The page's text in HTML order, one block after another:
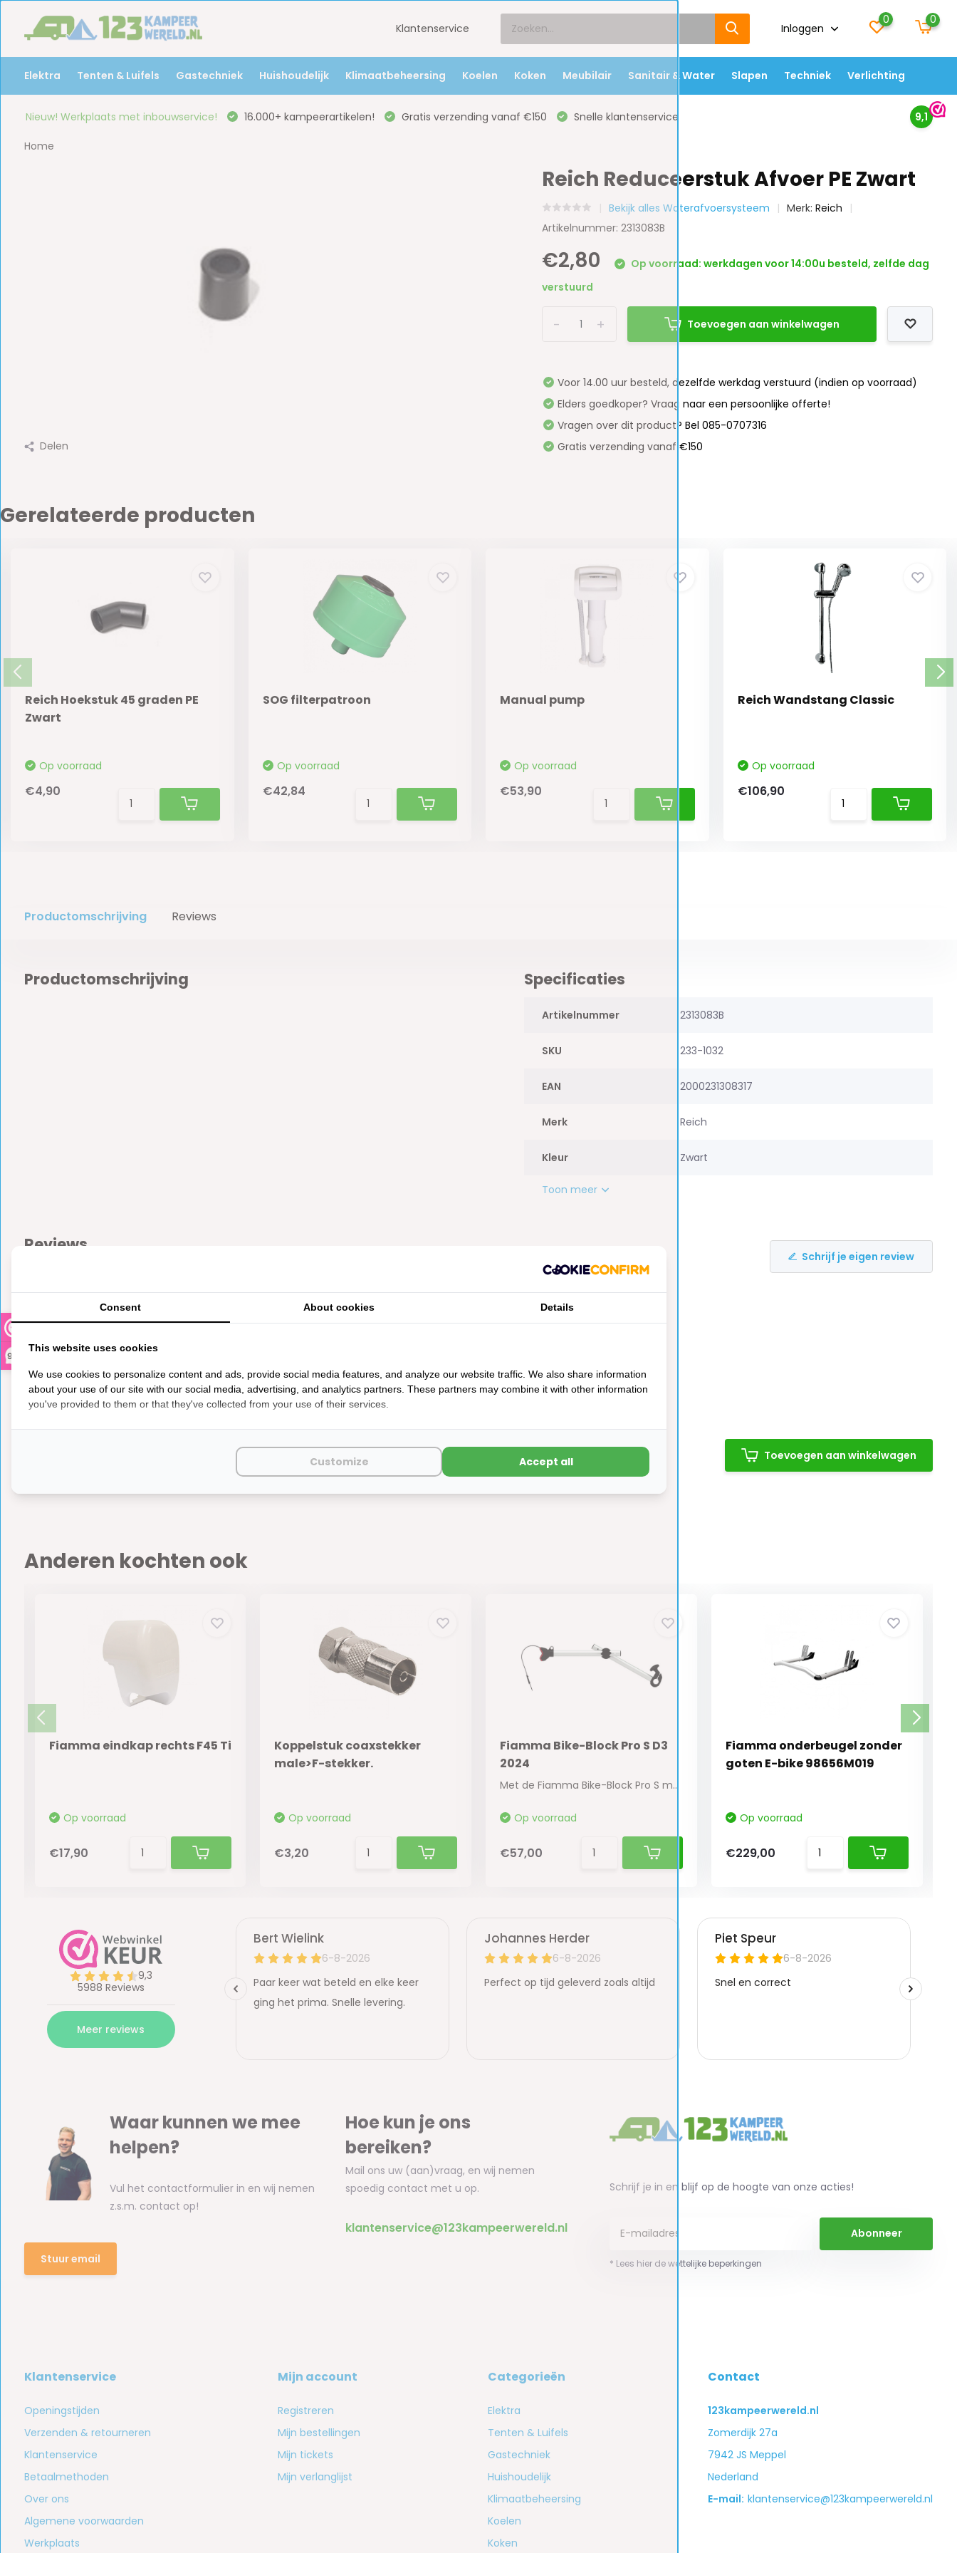
9,3
Klantenservice Inloggen
0 0
Elektra Tenten & Luifels Gastechniek Huishoudelijk Klimaatbeheersing Koelen Koken Meubilair Sanitair & Water Slapen Techniek Verlichting
Nieuw! Werkplaats met inbouwservice! 16.000+ kampeerartikelen! Gratis verzending vanaf €150 Snelle klantenservice 9,1
Home
Delen
Reich Reduceerstuk Afvoer PE Zwart
Bekijk alles Waterafvoersysteem Merk:Reich
Artikelnummer: 2313083B
€2,80
Op voorraad: werkdagen voor 14:00u besteld, zelfde dag
verstuurd
+
- Toevoegen aan winkelwagen
Voor 14.00 uur besteld, dezelfde werkdag verstuurd (indien op voorraad)
Elders goedkoper? Vraag naar een persoonlijke offerte!
Vragen over dit product? Bel 085-0707316
Gratis verzending vanaf €150
Gerelateerde producten
Reich Hoekstuk 45 graden PE
Zwart
Op voorraad
€4,90
SOG filterpatroon
Op voorraad
€42,84
Manual pump
Op voorraad
€53,90
Reich Wandstang Classic
Op voorraad
€106,90
Productomschrijving Reviews
Productomschrijving Specificaties
Artikelnummer 2313083B
SKU 233-1032
EAN 2000231308317
Merk Reich
Kleur Zwart
Toon meer
Reviews
Schrijf je eigen review
Er zijn nog geen reviews geschreven over dit product..
Reich Reduceerstuk Afvoer PE Zwart
Op voorraad: werkdagen voor 14:00u besteld, zelfde dag verstuurd
Toevoegen aan winkelwagen
Anderen kochten ook
Fiamma eindkap rechts F45 Ti
Op voorraad
€17,90
Koppelstuk coaxstekker
male>F-stekker.
Op voorraad
€3,20
Fiamma Bike-Block Pro S D3
2024
Met de Fiamma Bike-Block Pro S maak je je fiet...
Op voorraad
€57,00
Fiamma onderbeugel zonder
goten E-bike 98656M019
Op voorraad
€229,00
Waar kunnen we mee
helpen?
Vul het contactformulier in en wij nemen
z.s.m. contact op!
Stuur email
Hoe kun je ons
bereiken?
Mail ons uw (aan)vraag, en wij nemen
spoedig contact met u op.
klantenservice@123kampeerwereld.nl
Schrijf je in en blijf op de hoogte van onze acties!
Abonneer
* Lees hier de wettelijke beperkingen
Klantenservice
Openingstijden
Verzenden & retourneren
Klantenservice
Betaalmethoden
Over ons
Algemene voorwaarden
Werkplaats
Mijn account
Registreren
Mijn bestellingen
Mijn tickets
Mijn verlanglijst
Categorieën
Elektra
Tenten & Luifels
Gastechniek
Huishoudelijk
Klimaatbeheersing
Koelen
Koken
Contact
123kampeerwereld.nl
Zomerdijk 27a
7942 JS Meppel
Nederland
E-mail: klantenservice@123kampeerwereld.nl
Consent About cookies Details
This website uses cookies
We use cookies to personalize content and ads, provide social media features, and analyze our website traffic. We also share information
about your use of our site with our social media, advertising, and analytics partners. These partners may combine it with other information
you've provided to them or that they've collected from your use of their services.
Customize Accept all